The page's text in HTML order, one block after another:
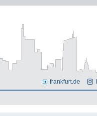
frankfurt.de